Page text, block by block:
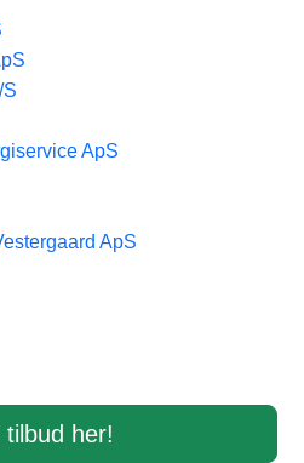
ApS
ApS
tilbud her!